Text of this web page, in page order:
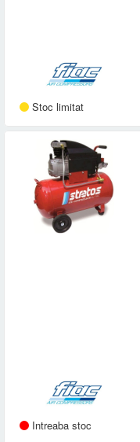
Stoc limitat
Intreaba stoc